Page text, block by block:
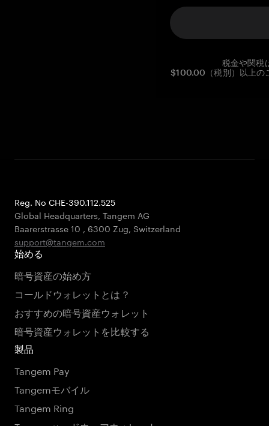
税金や関税
$100.00（税別）以上の
Reg. No CHE-390.112.525
Global Headquarters, Tangem AG
Baarerstrasse 10 , 6300 Zug, Switzerland
support@tangem.com
始める
暗号資産の始め方
コールドウォレットとは？
おすすめの暗号資産ウォレット
暗号資産ウォレットを比較する
製品
Tangem Pay
Tangemモバイル
Tangem Ring